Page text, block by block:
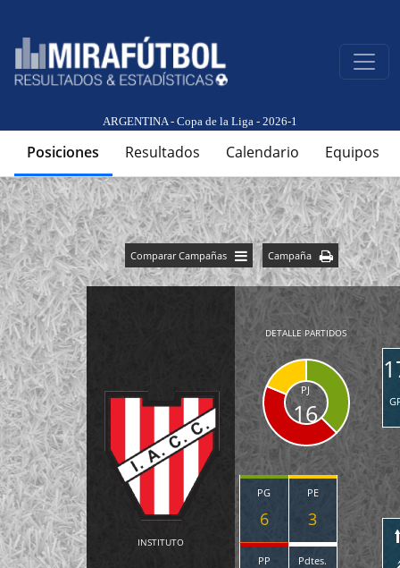
ARGENTINA - Copa de la Liga - 2026-1
Posiciones Resultados Calendario Equipos
Comparar Campañas Campaña
INSTITUTO
DETALLE PARTIDOS
PJ
16
PG
6
PE
3
PP Pdtes.